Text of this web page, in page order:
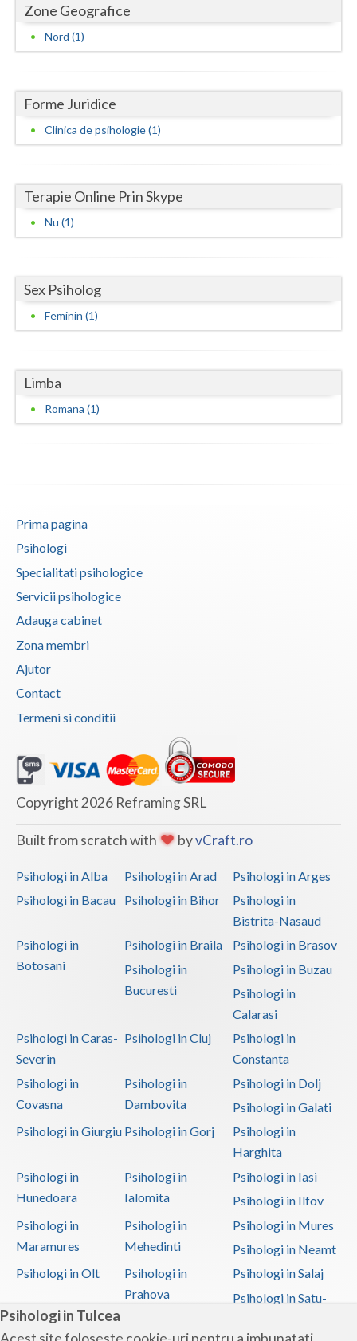
Psihologi in Tulcea
Gorj
Harghita
Ialomita
Maramures
Mehedinti
Neamt
Olt
Satu-Mare
Teleorman
Timis
Valcea
Vaslui
Vrancea
Zone Geografice
Nord (1)
Forme Juridice
Clinica de psihologie (1)
Terapie Online Prin Skype
Nu (1)
Sex Psiholog
Feminin (1)
Limba
Romana (1)
Prima pagina
Psihologi
Specialitati psihologice
Servicii psihologice
Adauga cabinet
Zona membri
Ajutor
Contact
Termeni si conditii
Copyright 2026 Reframing SRL
Built from scratch with byvCraft.ro
Psihologi in Alba Psihologi in Arad
Psihologi in Arges
Psihologi in Bacau
Psihologi in Bihor
Psihologi in
Bistrita-Nasaud
Psihologi in
Botosani
Psihologi in Braila
Psihologi in Brasov
Psihologi in
Bucuresti
Psihologi in Buzau
Psihologi in
Calarasi
Psihologi in Caras-
Severin
Psihologi in Cluj
Psihologi in
Constanta
Psihologi in
Covasna
Psihologi in
Dambovita
Psihologi in Dolj
Psihologi in Galati
Psihologi in Giurgiu Psihologi in Gorj
Psihologi in
Harghita
Psihologi in
Hunedoara
Psihologi in
Ialomita
Psihologi in Iasi
Psihologi in Ilfov
Psihologi in
Maramures
Psihologi in
Mehedinti
Psihologi in Mures
Psihologi in Neamt
Psihologi in Olt
Psihologi in
Prahova
Psihologi in Salaj
Psihologi in Satu-